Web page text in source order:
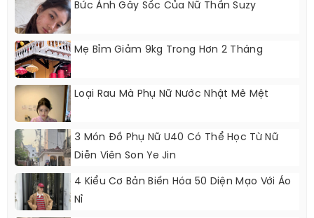
Bức Ảnh Gây Sốc Của Nữ Thần Suzy
Mẹ Bỉm Giảm 9kg Trong Hơn 2 Tháng
Loại Rau Mà Phụ Nữ Nước Nhật Mê Mệt
3 Món Đồ Phụ Nữ U40 Có Thể Học Từ Nữ
Diễn Viên Son Ye Jin
4 Kiểu Cơ Bản Biến Hóa 50 Diện Mạo Với Áo
Nỉ